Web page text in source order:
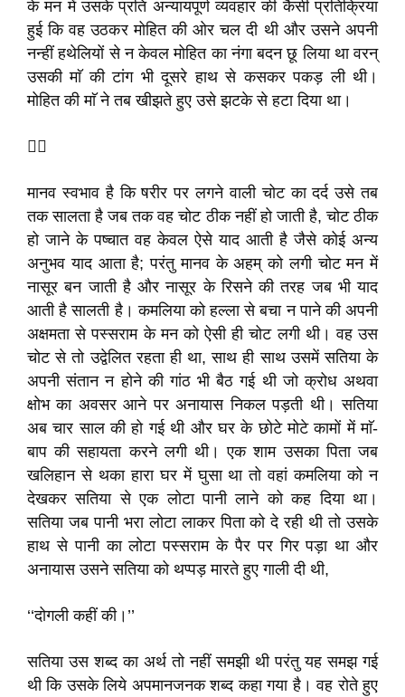
के मन में उसके प्रति अन्यायपूर्ण व्यवहार की कैसी प्रतिक्रिया
हुई कि वह उठकर मोहित की ओर चल दी थी और उसने अपनी
नन्हीं हथेलियों से न केवल मोहित का नंगा बदन छू लिया था वरन्
उसकी माॅ की टांग भी दूसरे हाथ से कसकर पकड़ ली थी।
मोहित की माॅ ने तब खीझते हुए उसे झटके से हटा दिया था।

मानव स्वभाव है कि षरीर पर लगने वाली चोट का दर्द उसे तब
तक सालता है जब तक वह चोट ठीक नहीं हो जाती है, चोट ठीक
हो जाने के पष्चात वह केवल ऐसे याद आती है जैसे कोई अन्य
अनुभव याद आता है; परंतु मानव के अहम् को लगी चोट मन में
नासूर बन जाती है और नासूर के रिसने की तरह जब भी याद
आती है सालती है। कमलिया को हल्ला से बचा न पाने की अपनी
अक्षमता से पस्सराम के मन को ऐसी ही चोट लगी थी। वह उस
चोट से तो उद्वेलित रहता ही था, साथ ही साथ उसमें सतिया के
अपनी संतान न होने की गांठ भी बैठ गई थी जो क्रोध अथवा
क्षोभ का अवसर आने पर अनायास निकल पड़ती थी। सतिया
अब चार साल की हो गई थी और घर के छोटे मोटे कामों में माॅ-
बाप की सहायता करने लगी थी। एक शाम उसका पिता जब
खलिहान से थका हारा घर में घुसा था तो वहां कमलिया को न
देखकर सतिया से एक लोटा पानी लाने को कह दिया था।
सतिया जब पानी भरा लोटा लाकर पिता को दे रही थी तो उसके
हाथ से पानी का लोटा पस्सराम के पैर पर गिर पड़ा था और
अनायास उसने सतिया को थप्पड़ मारते हुए गाली दी थी,
‘‘दोगली कहीं की।’’
सतिया उस शब्द का अर्थ तो नहीं समझी थी परंतु यह समझ गई
थी कि उसके लिये अपमानजनक शब्द कहा गया है। वह रोते हुए